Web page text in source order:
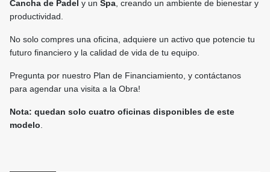
Cancha de Padel y un Spa , creando un ambiente de bienestar y
productividad.
No solo compres una oficina, adquiere un activo que potencie tu
futuro financiero y la calidad de vida de tu equipo.
Pregunta por nuestro Plan de Financiamiento, y contáctanos
para agendar una visita a la Obra!
Nota: quedan solo cuatro oficinas disponibles de este
modelo